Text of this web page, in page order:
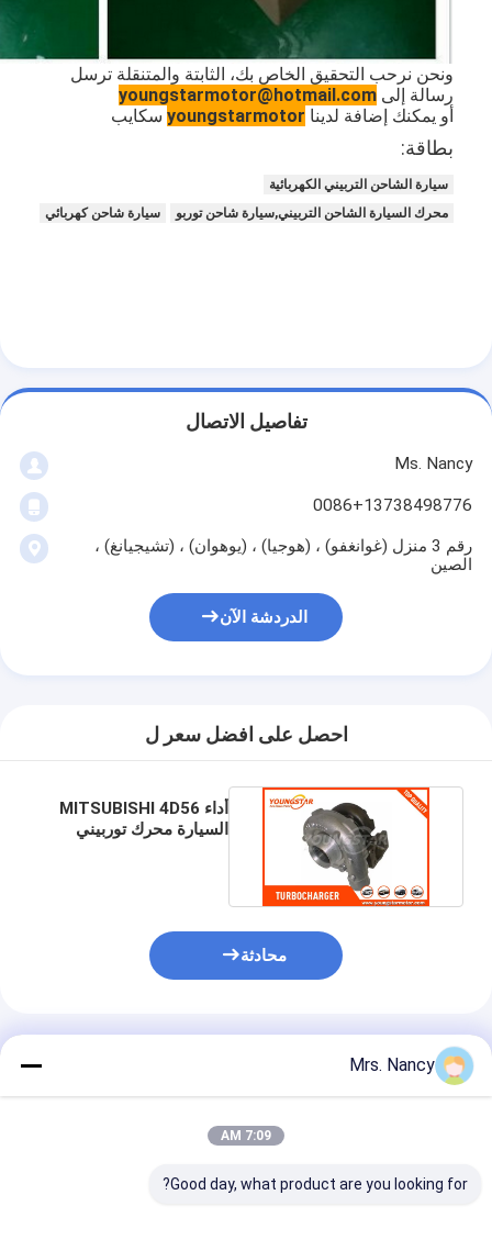
محرك أسطوانة قالب
محرك الاسطوانة
سيارة صمامات المحرك
إصلاح رئيس اسطوانة
توربوتشارجير السيارة
ونحن نرحب التحقيق الخاص بك، الثابتة والمتنقلة ترسل
رسالة إلىyoungstarmotor@hotmail.com
أو يمكنك إضافة لدينا youngstarmotor سكايب
بطاقة:
سيارة الشاحن التربيني الكهربائية
محرك السيارة الشاحن التربيني,سيارة شاحن توربو
سيارة شاحن كهربائي
تفاصيل الاتصال
Ms. Nancy
0086+13738498776
رقم 3 منزل (غوانغفو) ، (هوجيا) ، (يوهوان) ، (تشيجيانغ) ،
الصين
الدردشة الآن
احصل على افضل سعر ل
أداء MITSUBISHI 4D56
السيارة محرك توربيني
محادثة
المنتجات الموصى بها
Mrs. Nancy
7:09 AM
Good day, what product are you looking for?